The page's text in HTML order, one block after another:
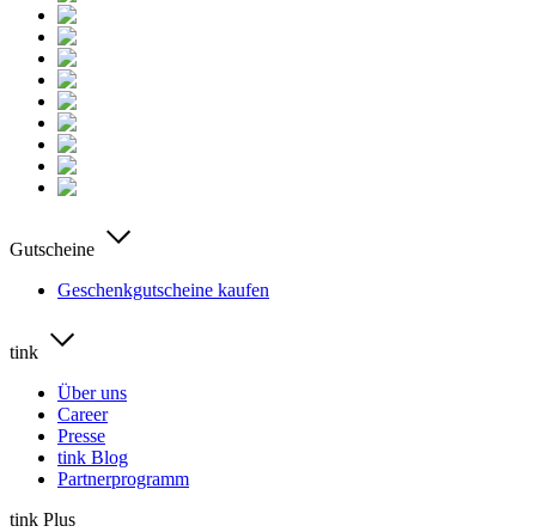
Gutscheine
Geschenkgutscheine kaufen
tink
Über uns
Career
Presse
tink Blog
Partnerprogramm
tink Plus